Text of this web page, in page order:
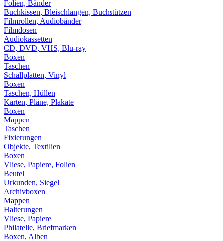
Folien, Bänder
Buchkissen, Bleischlangen, Buchstützen
Filmrollen, Audiobänder
Filmdosen
Audiokassetten
CD, DVD, VHS, Blu-ray
Boxen
Taschen
Schallplatten, Vinyl
Boxen
Taschen, Hüllen
Karten, Pläne, Plakate
Boxen
Mappen
Taschen
Fixierungen
Objekte, Textilien
Boxen
Vliese, Papiere, Folien
Beutel
Urkunden, Siegel
Archivboxen
Mappen
Halterungen
Vliese, Papiere
Philatelie, Briefmarken
Boxen, Alben